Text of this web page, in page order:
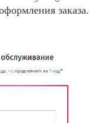
заказа.